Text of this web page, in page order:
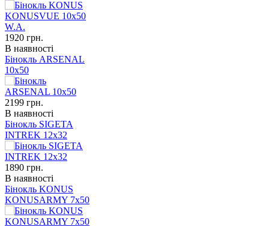
1920 грн.
В наявності
Бінокль ARSENAL
10x50
2199 грн.
В наявності
Бінокль SIGETA
INTREK 12x32
1890 грн.
В наявності
Бінокль KONUS
KONUSARMY 7x50